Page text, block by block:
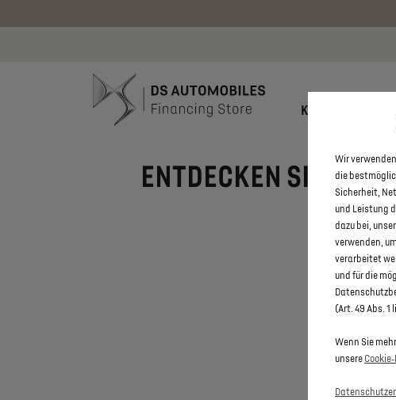
KONFIGURATOR
ENTDECKEN SIE ALLE
Wir
die
Sicherheit,
und Leistung
dazu bei,
verwenden,
verarbeitet
und für die
(Art. 49 Abs. 1
Wenn Sie
unsere